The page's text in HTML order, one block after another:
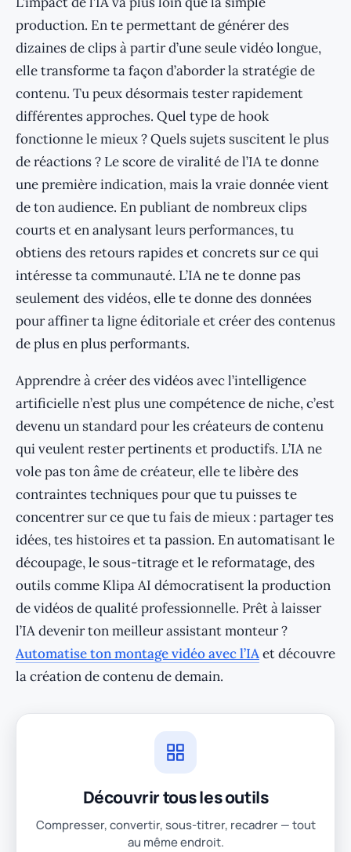
production. En te permettant de générer des
dizaines de clips à partir d’une seule vidéo longue,
elle transforme ta façon d’aborder la stratégie de
contenu. Tu peux désormais tester rapidement
différentes approches. Quel type de hook
fonctionne le mieux ? Quels sujets suscitent le plus
de réactions ? Le score de viralité de l’IA te donne
une première indication, mais la vraie donnée vient
de ton audience. En publiant de nombreux clips
courts et en analysant leurs performances, tu
obtiens des retours rapides et concrets sur ce qui
intéresse ta communauté. L’IA ne te donne pas
seulement des vidéos, elle te donne des données
pour affiner ta ligne éditoriale et créer des contenus
de plus en plus performants.
Apprendre à créer des vidéos avec l’intelligence
artificielle n’est plus une compétence de niche, c’est
devenu un standard pour les créateurs de contenu
qui veulent rester pertinents et productifs. L’IA ne
vole pas ton âme de créateur, elle te libère des
contraintes techniques pour que tu puisses te
concentrer sur ce que tu fais de mieux : partager tes
idées, tes histoires et ta passion. En automatisant le
découpage, le sous-titrage et le reformatage, des
outils comme Klipa AI démocratisent la production
de vidéos de qualité professionnelle. Prêt à laisser
l’IA devenir ton meilleur assistant monteur ?
Automatise ton montage vidéo avec l’IAet découvre
la création de contenu de demain.
Découvrir tous les outils
Compresser, convertir, sous-titrer, recadrer — tout
au même endroit.